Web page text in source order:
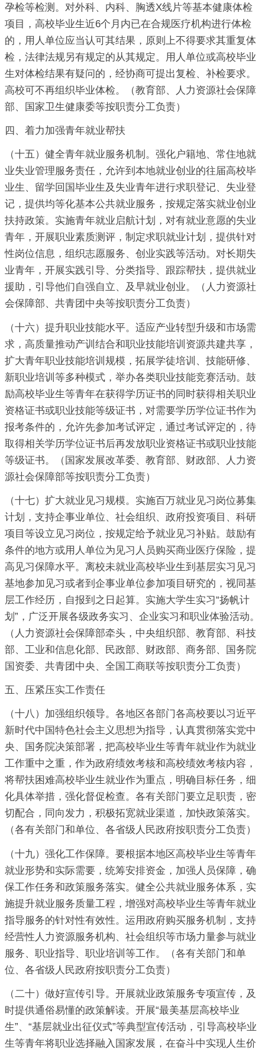
孕检等检测。对外科、内科、胸透X线片等基本健康体检
项目，高校毕业生近6个月内已在合规医疗机构进行体检
的，用人单位应当认可其结果，原则上不得要求其重复体
检，法律法规另有规定的从其规定。用人单位或高校毕业
生对体检结果有疑问的，经协商可提出复检、补检要求。
高校可不再组织毕业体检。（教育部、人力资源社会保障
部、国家卫生健康委等按职责分工负责）
四、着力加强青年就业帮扶
（十五）健全青年就业服务机制。强化户籍地、常住地就
业失业管理服务责任，允许到本地就业创业的往届高校毕
业生、留学回国毕业生及失业青年进行求职登记、失业登
记，提供均等化基本公共就业服务，按规定落实就业创业
扶持政策。实施青年就业启航计划，对有就业意愿的失业
青年，开展职业素质测评，制定求职就业计划，提供针对
性岗位信息，组织志愿服务、创业实践等活动。对长期失
业青年，开展实践引导、分类指导、跟踪帮扶，提供就业
援助，引导他们自强自立、及早就业创业。（人力资源社
会保障部、共青团中央等按职责分工负责）
（十六）提升职业技能水平。适应产业转型升级和市场需
求，高质量推动产训结合和职业技能培训资源共建共享，
扩大青年职业技能培训规模，拓展学徒培训、技能研修、
新职业培训等多种模式，举办各类职业技能竞赛活动。鼓
励高校毕业生等青年在获得学历证书的同时获得相关职业
资格证书或职业技能等级证书，对需要学历学位证书作为
报考条件的，允许先参加考试评定，通过考试评定的，待
取得相关学历学位证书后再发放职业资格证书或职业技能
等级证书。（国家发展改革委、教育部、财政部、人力资
源社会保障部等按职责分工负责）
（十七）扩大就业见习规模。实施百万就业见习岗位募集
计划，支持企事业单位、社会组织、政府投资项目、科研
项目等设立见习岗位，按规定给予就业见习补贴。鼓励有
条件的地方或用人单位为见习人员购买商业医疗保险，提
高见习保障水平。离校未就业高校毕业生到基层实习见习
基地参加见习或者到企事业单位参加项目研究的，视同基
层工作经历，自报到之日起算。实施大学生实习“扬帆计
划”，广泛开展各级政务实习、企业实习和职业体验活动。
（人力资源社会保障部牵头，中央组织部、教育部、科技
部、工业和信息化部、民政部、财政部、商务部、国务院
国资委、共青团中央、全国工商联等按职责分工负责）
五、压紧压实工作责任
（十八）加强组织领导。各地区各部门各高校要以习近平
新时代中国特色社会主义思想为指导，认真贯彻落实党中
央、国务院决策部署，把高校毕业生等青年就业作为就业
工作重中之重，作为政府绩效考核和高校绩效考核内容，
将帮扶困难高校毕业生就业作为重点，明确目标任务，细
化具体举措，强化督促检查。各有关部门要立足职责，密
切配合，同向发力，积极拓宽就业渠道，加快政策落实。
（各有关部门和单位、各省级人民政府按职责分工负责）
（十九）强化工作保障。要根据本地区高校毕业生等青年
就业形势和实际需要，统筹安排资金，加强人员保障，确
保工作任务和政策服务落实。健全公共就业服务体系，实
施提升就业服务质量工程，增强对高校毕业生等青年就业
指导服务的针对性有效性。运用政府购买服务机制，支持
经营性人力资源服务机构、社会组织等市场力量参与就业
服务、职业指导、职业培训等工作。（各有关部门和单
位、各省级人民政府按职责分工负责）
（二十）做好宣传引导。开展就业政策服务专项宣传，及
时提供通俗易懂的政策解读。开展“最美基层高校毕业
生”、“基层就业出征仪式”等典型宣传活动，引导高校毕业
生等青年将职业选择融入国家发展，在奋斗中实现人生价